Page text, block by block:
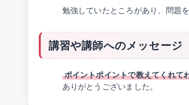
勉強していたところがあり、問題
講習や講師へのメッセージ
ポイントポイントで教えてくれて
ありがとうございました。